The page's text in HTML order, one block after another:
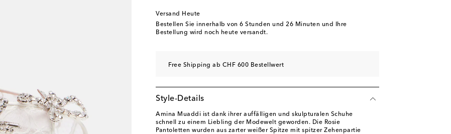
EU 41 Letzter Artikel
Letzter Artikel
Versand Heute
Bestellen Sie innerhalb von 6 Stunden und 26 Minuten und Ihre
Bestellung wird noch heute versandt.
Free Shipping ab CHF 600 Bestellwert
Style-Details
Amina Muaddi ist dank ihrer auffälligen und skulpturalen Schuhe
schnell zu einem Liebling der Modewelt geworden. Die Rosie
Pantoletten wurden aus zarter weißer Spitze mit spitzer Zehenpartie